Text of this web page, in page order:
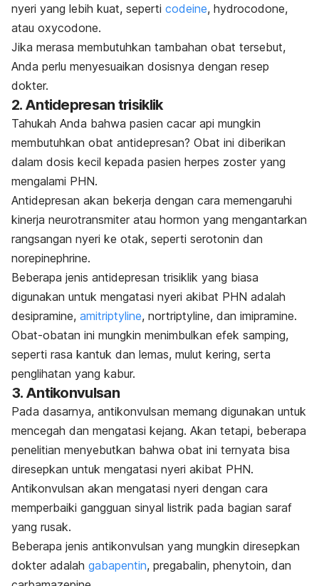
nyeri yang lebih kuat, seperti codeine, hydrocodone,
atau oxycodone.
Jika merasa membutuhkan tambahan obat tersebut,
Anda perlu menyesuaikan dosisnya dengan resep
dokter.
2. Antidepresan trisiklik
Tahukah Anda bahwa pasien cacar api mungkin
membutuhkan obat antidepresan? Obat ini diberikan
dalam dosis kecil kepada pasien herpes zoster yang
mengalami PHN.
Antidepresan akan bekerja dengan cara memengaruhi
kinerja neurotransmiter atau hormon yang mengantarkan
rangsangan nyeri ke otak, seperti serotonin dan
norepinephrine.
Beberapa jenis antidepresan trisiklik yang biasa
digunakan untuk mengatasi nyeri akibat PHN adalah
desipramine, amitriptyline, nortriptyline, dan imipramine.
Obat-obatan ini mungkin menimbulkan efek samping,
seperti rasa kantuk dan lemas, mulut kering, serta
penglihatan yang kabur.
3. Antikonvulsan
Pada dasarnya, antikonvulsan memang digunakan untuk
mencegah dan mengatasi kejang. Akan tetapi, beberapa
penelitian menyebutkan bahwa obat ini ternyata bisa
diresepkan untuk mengatasi nyeri akibat PHN.
Antikonvulsan akan mengatasi nyeri dengan cara
memperbaiki gangguan sinyal listrik pada bagian saraf
yang rusak.
Beberapa jenis antikonvulsan yang mungkin diresepkan
dokter adalah gabapentin, pregabalin, phenytoin, dan